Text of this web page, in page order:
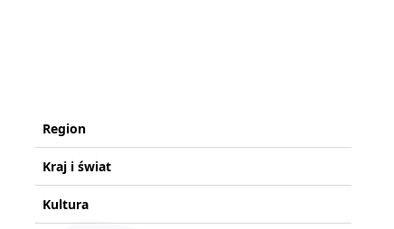
Region
Kraj i świat
Kultura